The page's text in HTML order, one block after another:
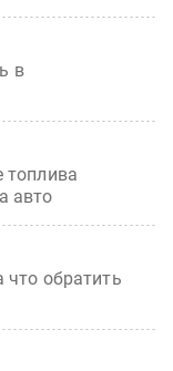
в
топлива
авто
что обратить